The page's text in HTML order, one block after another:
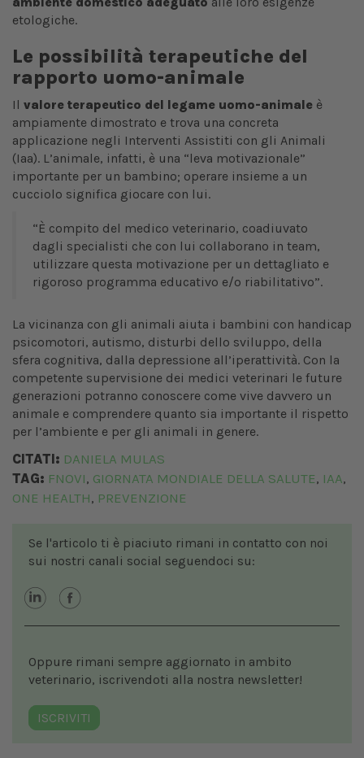
etologiche.
Le possibilità terapeutiche del
rapporto uomo-animale
Il valore terapeutico del legame uomo-animale è
ampiamente dimostrato e trova una concreta
applicazione negli Interventi Assistiti con gli Animali
(Iaa). L’animale, infatti, è una “leva motivazionale”
importante per un bambino; operare insieme a un
cucciolo significa giocare con lui.
“È compito del medico veterinario, coadiuvato
dagli specialisti che con lui collaborano in team,
utilizzare questa motivazione per un dettagliato e
rigoroso programma educativo e/o riabilitativo”.
La vicinanza con gli animali aiuta i bambini con handicap
psicomotori, autismo, disturbi dello sviluppo, della
sfera cognitiva, dalla depressione all’iperattività. Con la
competente supervisione dei medici veterinari le future
generazioni potranno conoscere come vive davvero un
animale e comprendere quanto sia importante il rispetto
per l’ambiente e per gli animali in genere.
CITATI: DANIELA MULAS
TAG: FNOVI, GIORNATA MONDIALE DELLA SALUTE, IAA,
ONE HEALTH, PREVENZIONE
Se l'articolo ti è piaciuto rimani in contatto con noi
sui nostri canali social seguendoci su:
Oppure rimani sempre aggiornato in ambito
veterinario, iscrivendoti alla nostra newsletter!
ISCRIVITI